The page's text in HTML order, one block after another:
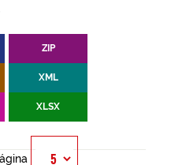
ZIP
XML
XLSX